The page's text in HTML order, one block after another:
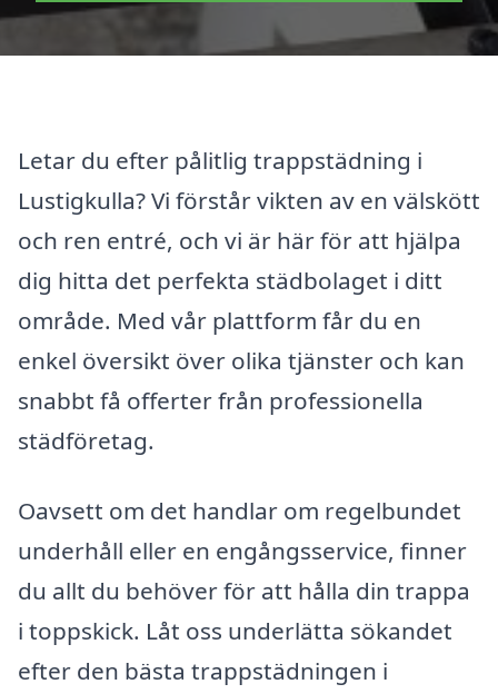
Letar du efter pålitlig trappstädning i
Lustigkulla? Vi förstår vikten av en välskött
och ren entré, och vi är här för att hjälpa
dig hitta det perfekta städbolaget i ditt
område. Med vår plattform får du en
enkel översikt över olika tjänster och kan
snabbt få offerter från professionella
städföretag.
Oavsett om det handlar om regelbundet
underhåll eller en engångsservice, finner
du allt du behöver för att hålla din trappa
i toppskick. Låt oss underlätta sökandet
efter den bästa trappstädningen i